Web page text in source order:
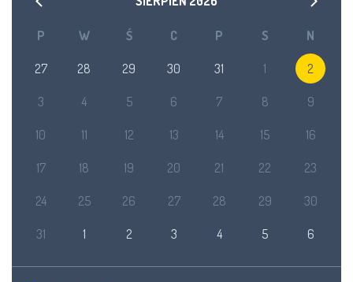
P W Ś C P S N
27 28 29 30 31 1 2
3 4 5 6 7 8 9
10 11 12 13 14 15 16
17 18 19 20 21 22 23
24 25 26 27 28 29 30
31 1 2 3 4 5 6